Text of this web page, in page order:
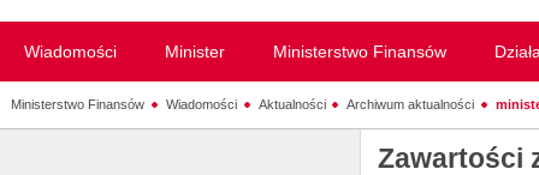
Wiadomości Minister Ministerstwo Finansów
Ministerstwo Finansów Wiadomości Aktualności Archiwum aktualności
Zawartości